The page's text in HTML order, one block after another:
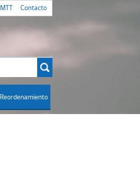
MTT Contacto
Reordenamiento